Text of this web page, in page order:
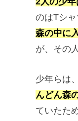
のはTシャ
森の中に
が、その
少年らは
んどん森
ていたた